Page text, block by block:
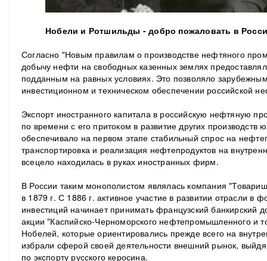
Нобели и Ротшильды - добро пожаловать в
Согласно "Новым правилам о производстве нефтяного
добычу нефти на свободных казенных землях
подданным на равных условиях. Это позволяло
инвестиционном и техническом обеспечении российской
Экспорт иностранного капитала в российскую нефтяную
по времени с его притоком в развитие других производств
обеспечивало на первом этапе стабильный спрос на
транспортировка и реализация нефтепродуктов на
всецело находилась в руках иностранных фирм.
В России таким монополистом являлась компания
в 1879 г. С 1886 г. активное участие в развитии отрасли в
инвестиций начинает принимать французский банкирский
акции "Каспийско-Черноморского нефтепромышленного и
Нобелей, которые ориентировались прежде всего на
избрали сферой своей деятельности внешний рынок,
по экспорту русского керосина.